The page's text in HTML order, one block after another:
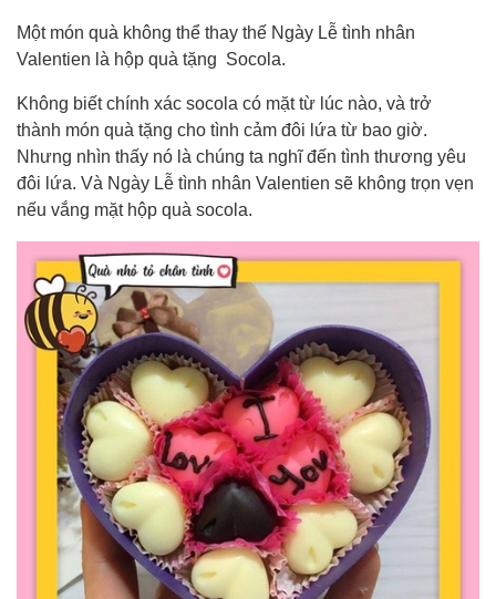
Một món quà không thể thay thế Ngày Lễ tình nhân
Valentien là hộp quà tặng Socola.
Không biết chính xác socola có mặt từ lúc nào, và trở
thành món quà tặng cho tình cảm đôi lứa từ bao giờ.
Nhưng nhìn thấy nó là chúng ta nghĩ đến tình thương yêu
đôi lứa. Và Ngày Lễ tình nhân Valentien sẽ không trọn vẹn
nếu vắng mặt hộp quà socola.